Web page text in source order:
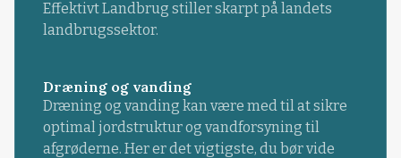
Effektivt Landbrug stiller skarpt på landets
landbrugssektor.
Dræning og vanding
Dræning og vanding kan være med til at sikre
optimal jordstruktur og vandforsyning til
afgrøderne. Her er det vigtigste, du bør vide